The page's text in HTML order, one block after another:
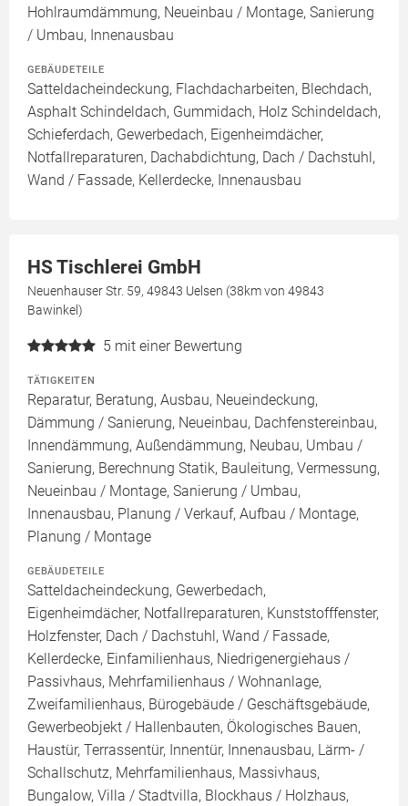
Hohlraumdämmung, Neueinbau / Montage, Sanierung
/ Umbau, Innenausbau
GEBÄUDETEILE
Satteldacheindeckung, Flachdacharbeiten, Blechdach,
Asphalt Schindeldach, Gummidach, Holz Schindeldach,
Schieferdach, Gewerbedach, Eigenheimdächer,
Notfallreparaturen, Dachabdichtung, Dach / Dachstuhl,
Wand / Fassade, Kellerdecke, Innenausbau
HS Tischlerei GmbH
Neuenhauser Str. 59, 49843 Uelsen (38km von 49843
Bawinkel)
5 mit einer Bewertung
TÄTIGKEITEN
Reparatur, Beratung, Ausbau, Neueindeckung,
Dämmung / Sanierung, Neueinbau, Dachfenstereinbau,
Innendämmung, Außendämmung, Neubau, Umbau /
Sanierung, Berechnung Statik, Bauleitung, Vermessung,
Neueinbau / Montage, Sanierung / Umbau,
Innenausbau, Planung / Verkauf, Aufbau / Montage,
Planung / Montage
GEBÄUDETEILE
Satteldacheindeckung, Gewerbedach,
Eigenheimdächer, Notfallreparaturen, Kunststofffenster,
Holzfenster, Dach / Dachstuhl, Wand / Fassade,
Kellerdecke, Einfamilienhaus, Niedrigenergiehaus /
Passivhaus, Mehrfamilienhaus / Wohnanlage,
Zweifamilienhaus, Bürogebäude / Geschäftsgebäude,
Gewerbeobjekt / Hallenbauten, Ökologisches Bauen,
Haustür, Terrassentür, Innentür, Innenausbau, Lärm- /
Schallschutz, Mehrfamilienhaus, Massivhaus,
Bungalow, Villa / Stadtvilla, Blockhaus / Holzhaus,